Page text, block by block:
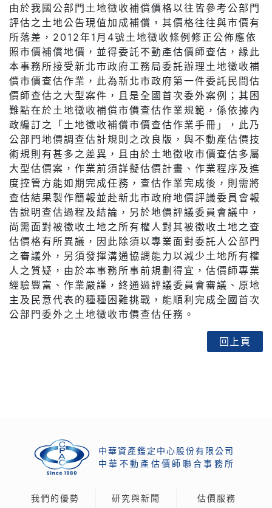
由於我國公部門土地徵收補償價格以往皆參考公部門
評估之土地公告現值加成補償，其價格往往與市價有
所落差，2012年1月4號土地徵收條例修正公佈應依
照市價補償地價，並得委託不動產估價師查估，緣此
本事務所接受新北市政府工務局委託辦理土地徵收補
償市價查估作業，此為新北市政府第一件委託民間估
價師查估之大型案件，且是全國首次委外案例；其困
難點在於土地徵收補償市價查估作業規範，係依據內
政編訂之「土地徵收補償市價查估作業手冊」，此乃
公部門地價調查估計規則之改良版，與不動產估價技
術規則有甚多之差異，且由於土地徵收市價查估多屬
大型估價案，作業前須詳擬估價計畫、作業程序及進
度控管方能如期完成任務，查估作業完成後，則需將
查估結果製作簡報並赴新北市政府地價評議委員會報
告說明查估過程及結論，另於地價評議委員會議中，
尚需面對被徵收土地之所有權人對其被徵收土地之查
估價格有所異議，因此除須以專業面對委託人公部門
之審議外，另須發揮溝通協調能力以減少土地所有權
人之質疑，由於本事務所事前規劃得宜，估價師專業
經驗豐富、作業嚴謹，終通過評議委員會審議、原地
主及民意代表的種種困難挑戰，能順利完成全國首次
公部門委外之土地徵收市價查估任務。
回上頁
中華資產鑑定中心股份有限公司
中 華 不動 產 估價 師 聯合事 務 所
我們的優勢 研究與新聞 估價服務